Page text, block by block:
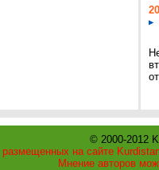
© 2000-2012
на сайте
Мнение авторов